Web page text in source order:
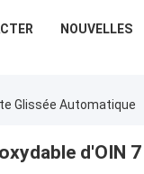
NOUVELLES
Glissée Automatique
d'OIN